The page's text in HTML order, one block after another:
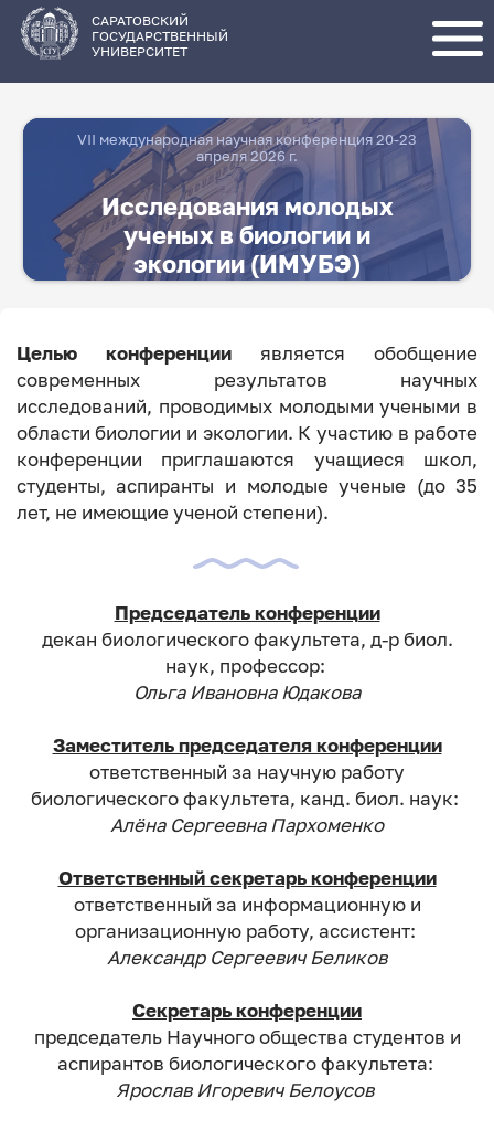
основному
содержанию
САРАТОВСКИЙ
ГОСУДАРСТВЕННЫЙ
УНИВЕРСИТЕТ
VII международная научная конференция 20-23
апреля 2026 г.
Исследования молодых
ученых в биологии и
экологии (ИМУБЭ)
Целью конференцииявляется обобщение
современных результатов научных
исследований, проводимых молодыми учеными в
области биологии и экологии. К участию в работе
конференции приглашаются учащиеся школ,
студенты, аспиранты и молодые ученые (до 35
лет, не имеющие ученой степени).
Председатель конференции
декан биологического факультета, д-р биол.
наук, профессор:
Ольга Ивановна Юдакова
Заместитель председателя конференции
ответственный за научную работу
биологического факультета, канд. биол. наук:
Алёна Сергеевна Пархоменко
Ответственный секретарь конференции
ответственный за информационную и
организационную работу, ассистент:
Александр Сергеевич Беликов
Секретарь конференции
председатель Научного общества студентов и
аспирантов биологического факультета:
Ярослав Игоревич Белоусов